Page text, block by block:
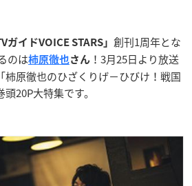
ガイドVOICE STARS」 創刊1周年とな
のは柿原徹也 さん ！3月25日より放送
柿原徹也のひざくりげ－ひびけ！戦国
20P大特集です。